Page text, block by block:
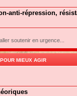
anti-répression,
soutenir en urgence...
MIEUX AGIR